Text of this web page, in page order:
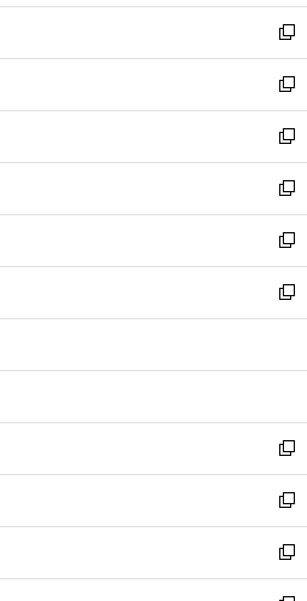
ウ
で
開
く
ン
ド
ウ
で
開
く
ウ
ィ
ン
ド
ウ
で
開
く
し
い
ウ
ィ
ン
ド
ウ
で
開
く
新
し
い
ウ
ィ
ン
ド
ウ
で
開
く
新
し
い
ウ
ィ
ン
ド
ウ
で
開
新
し
い
ウ
ィ
ン
ド
ウ
開
新
し
い
ウ
ィ
ン
ウ
開
く
新
し
い
ウ
ン
ウ
で
開
く
新
し
ウ
ン
ド
ウ
で
開
く
新
し
い
ウ
ィ
ン
新
し
い
ウ
新
し